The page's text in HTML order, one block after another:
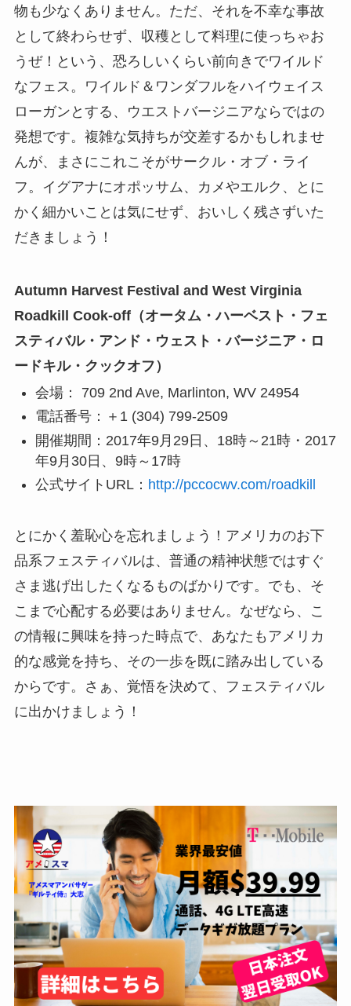
物も少なくありません。ただ、それを不幸な事故
として終わらせず、収穫として料理に使っちゃお
うぜ！という、恐ろしいくらい前向きでワイルド
なフェス。ワイルド＆ワンダフルをハイウェイス
ローガンとする、ウエストバージニアならではの
発想です。複雑な気持ちが交差するかもしれませ
んが、まさにこれこそがサークル・オブ・ライ
フ。イグアナにオポッサム、カメやエルク、とに
かく細かいことは気にせず、おいしく残さずいた
だきましょう！
Autumn Harvest Festival and West Virginia
Roadkill Cook-off（オータム・ハーベスト・フェ
スティバル・アンド・ウェスト・バージニア・ロ
ードキル・クックオフ）
会場： 709 2nd Ave, Marlinton, WV 24954
電話番号：＋1 (304) 799-2509
開催期間：2017年9月29日、18時～21時・2017
年9月30日、9時～17時
公式サイトURL： http://pccocwv.com/roadkill
とにかく羞恥心を忘れましょう！アメリカのお下
品系フェスティバルは、普通の精神状態ではすぐ
さま逃げ出したくなるものばかりです。でも、そ
こまで心配する必要はありません。なぜなら、こ
の情報に興味を持った時点で、あなたもアメリカ
的な感覚を持ち、その一歩を既に踏み出している
からです。さぁ、覚悟を決めて、フェスティバル
に出かけましょう！